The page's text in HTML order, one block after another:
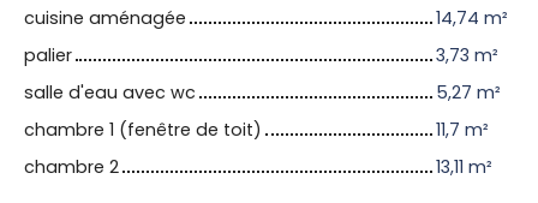
cuisine aménagée
14,74 m²
palier
3,73 m²
salle d'eau avec wc
5,27 m²
chambre 1 (fenêtre de toit)
11,7 m²
chambre 2
13,11 m²